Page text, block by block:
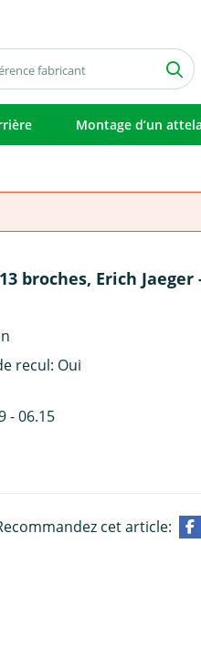
Montage d’un
broches, Erich Jaeger
recul: Oui
- 06.15
cet article: